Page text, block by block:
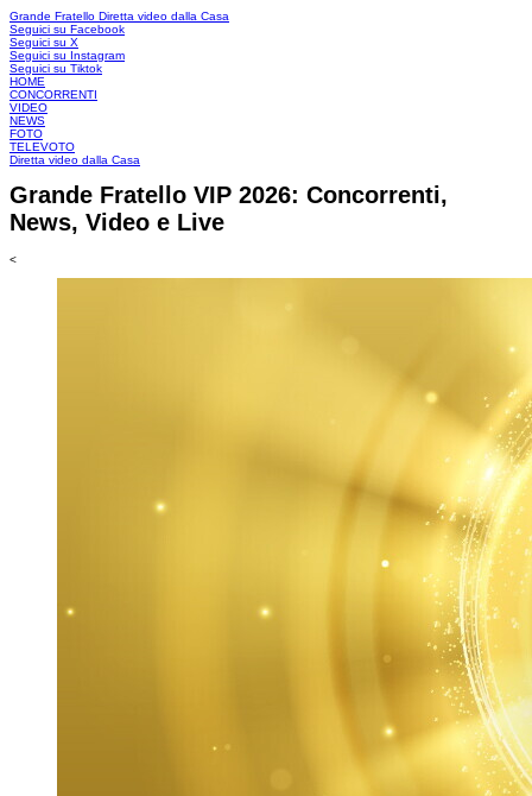
Grande Fratello Diretta video dalla Casa
Seguici su Facebook
Seguici su X
Seguici su Instagram
Seguici su Tiktok
HOME
CONCORRENTI
VIDEO
NEWS
FOTO
TELEVOTO
Diretta video dalla Casa
Grande Fratello VIP 2026: Concorrenti,
News, Video e Live
<